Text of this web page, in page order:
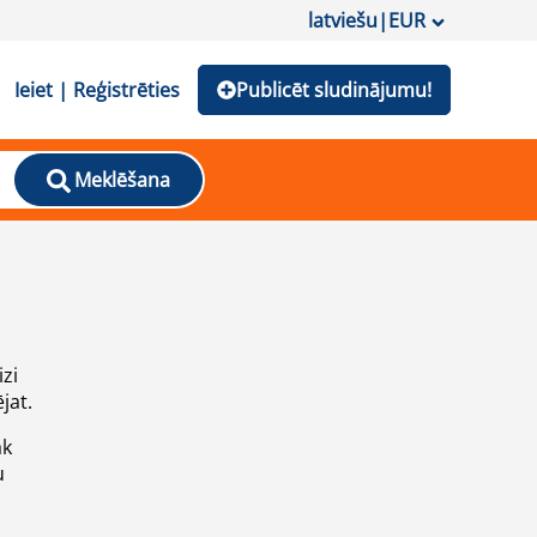
latviešu|EUR
Ieiet | Reģistrēties Publicēt sludinājumu!
Meklēšana